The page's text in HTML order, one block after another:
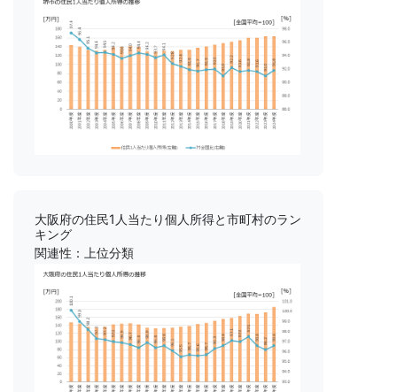
大阪府の住民1人当たり個人所得と市町村のラン
キング
関連性：上位分類